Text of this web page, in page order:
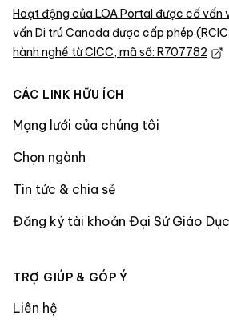
Hoạt động của LOA Portal được cố vấn
vấn Di trú Canada được cấp phép
hành nghề từ CICC, mã số: R707782
CÁC LINK HỮU ÍCH
Mạng lưới của chúng tôi
Chọn ngành
Tin tức & chia sẻ
Đăng ký tài khoản Đại Sứ Giáo
TRỢ GIÚP & GÓP Ý
Liên hệ